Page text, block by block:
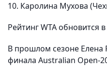
10. Каролина Мухова
Рейтинг WTA обновится
В прошлом сезоне
финала Australian Open-